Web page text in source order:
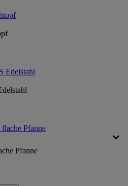
Pfanne